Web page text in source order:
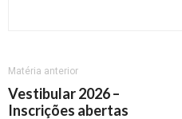
Matéria anterior
Vestibular 2026 –
Inscrições abertas